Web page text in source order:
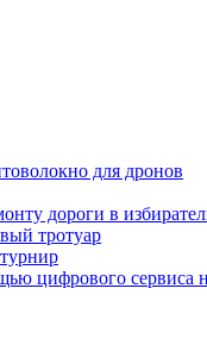
для дронов
дороги в
тротуар
цифрового сервиса